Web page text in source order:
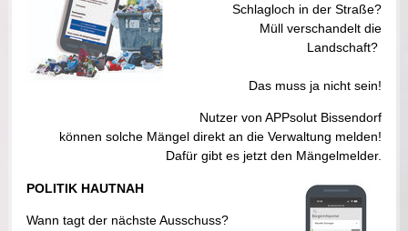
Schlagloch in der Straße?
Müll verschandelt die
Landschaft?
Das muss ja nicht sein!
Nutzer von APPsolut Bissendorf
können solche Mängel direkt an die Verwaltung melden!
Dafür gibt es jetzt den Mängelmelder.
POLITIK HAUTNAH
Wann tagt der nächste Ausschuss?